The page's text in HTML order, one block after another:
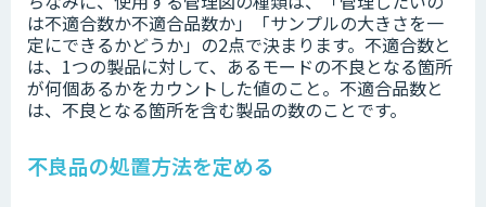
は不適合数か不適合品数か」「サンプルの大きさを一
定にできるかどうか」の2点で決まります。不適合数と
は、1つの製品に対して、あるモードの不良となる箇所
が何個あるかをカウントした値のこと。不適合品数と
は、不良となる箇所を含む製品の数のことです。
不良品の処置方法を定める